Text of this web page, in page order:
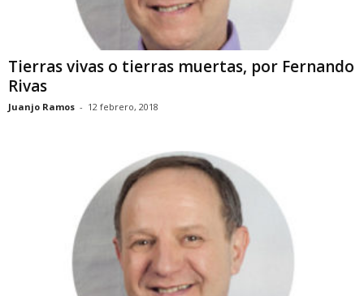
Tierras vivas o tierras muertas, por Fernando
Rivas
Juanjo Ramos - 12 febrero, 2018